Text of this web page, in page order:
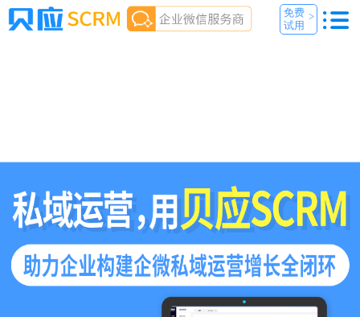
免费
试用
>